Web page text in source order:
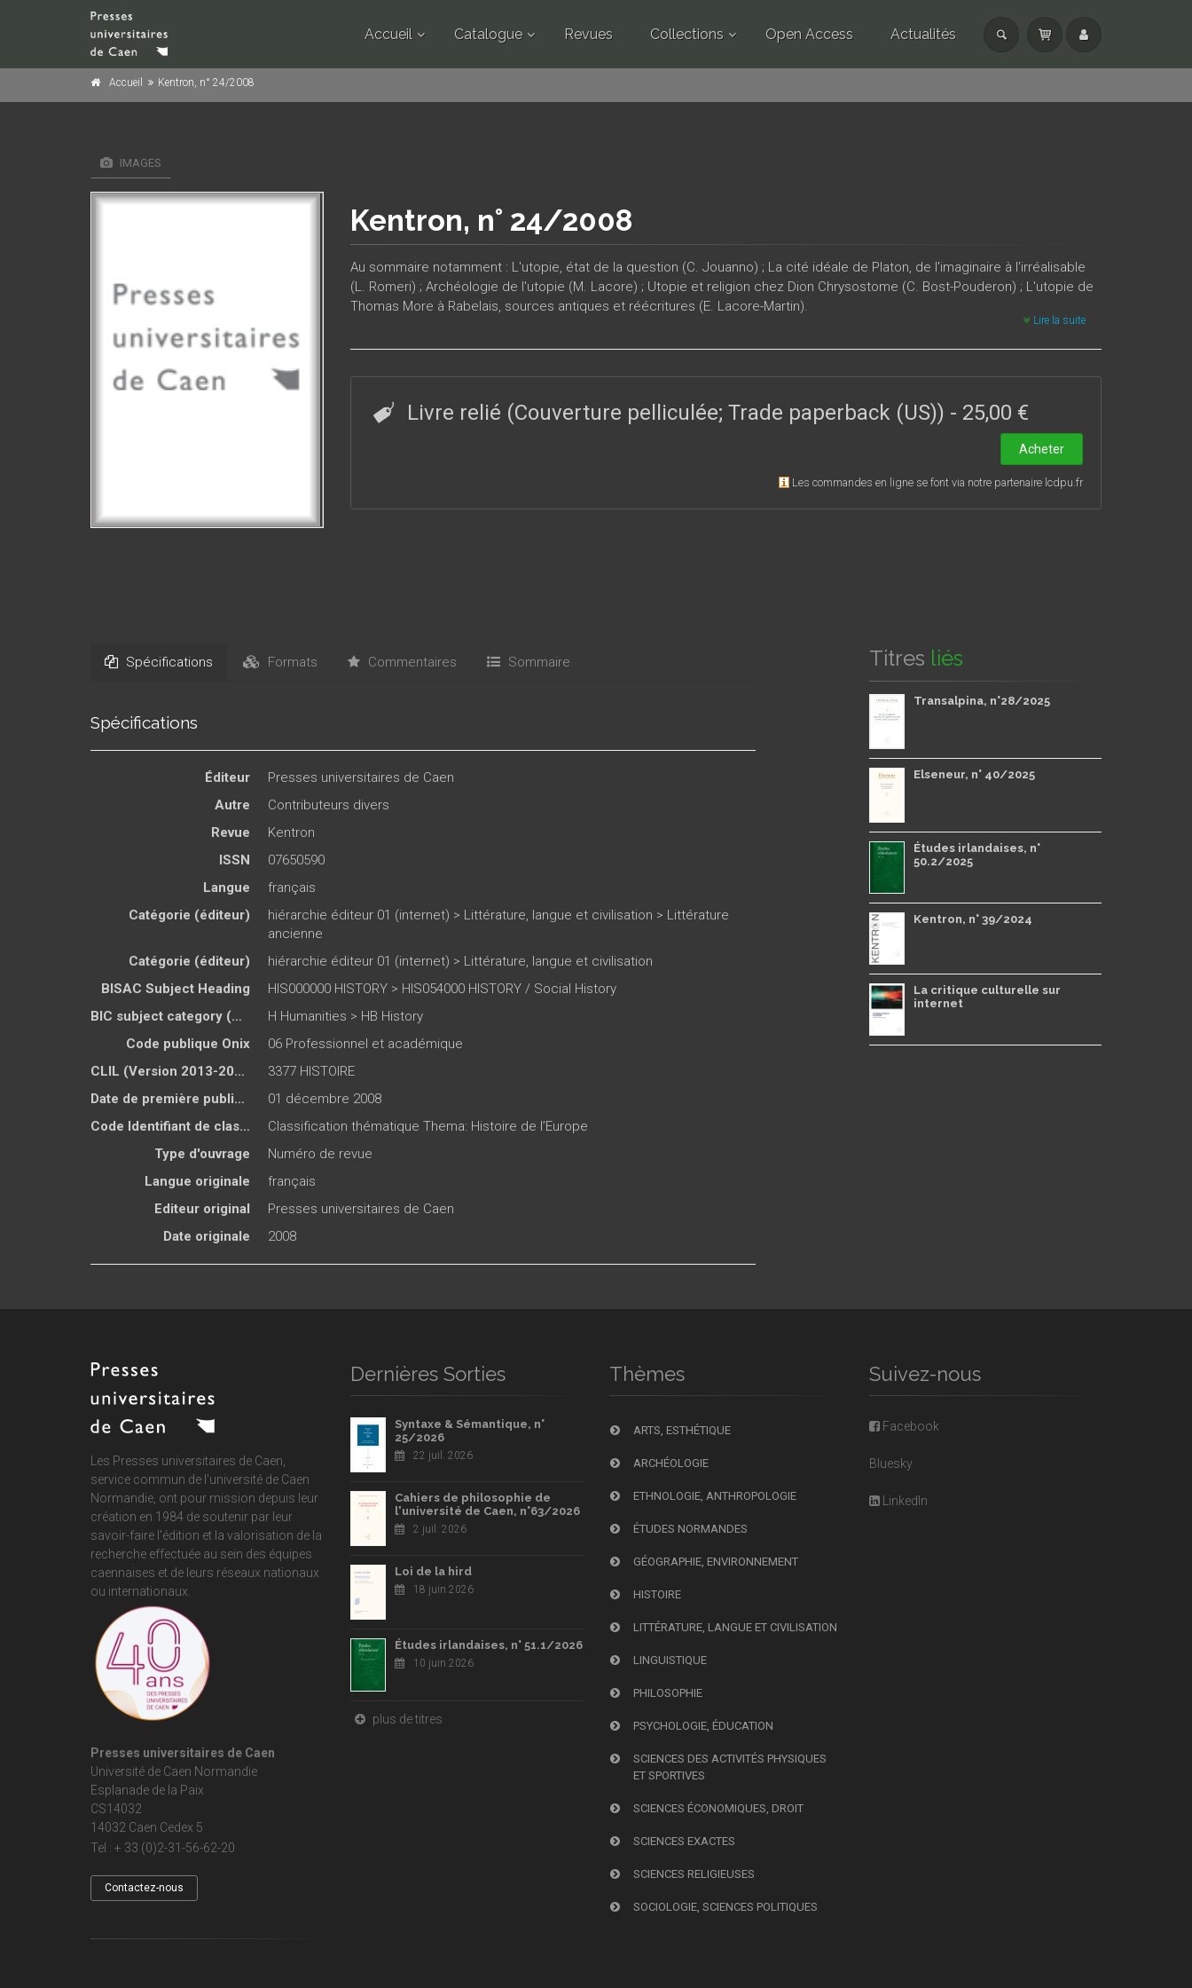
Accueil Catalogue Revues Collections Open Access Actualités
Accueil Kentron, n° 24/2008
IMAGES
Kentron, n° 24/2008
Au sommaire notamment : L'utopie, état de la question (C. Jouanno) ; La cité idéale de Platon, de l'imaginaire à l'irréalisable
(L. Romeri) ; Archéologie de l'utopie (M. Lacore) ; Utopie et religion chez Dion Chrysostome (C. Bost-Pouderon) ; L'utopie de
Thomas More à Rabelais, sources antiques et réécritures (E. Lacore-Martin).
Lire la suite
Livre relié (Couverture pelliculée; Trade paperback (US)) - 25,00 €
Acheter
Les commandes en ligne se font via notre partenaire lcdpu.fr
Spécifications Formats Commentaires Sommaire
Spécifications
Éditeur
Presses universitaires de Caen
Autre
Contributeurs divers
Revue
Kentron
ISSN
07650590
Langue
français
Catégorie (éditeur)
hiérarchie éditeur 01 (internet) > Littérature, langue et civilisation > Littérature
ancienne
Catégorie (éditeur)
hiérarchie éditeur 01 (internet) > Littérature, langue et civilisation
BISAC Subject Heading
HIS000000 HISTORY > HIS054000 HISTORY / Social History
BIC subject category (UK)
H Humanities > HB History
Code publique Onix
06 Professionnel et académique
CLIL (Version 2013-2019 )
3377 HISTOIRE
Date de première publication du titre
01 décembre 2008
Code Identifiant de classement sujet
Classification thématique Thema: Histoire de l’Europe
Type d'ouvrage
Numéro de revue
Langue originale
français
Editeur original
Presses universitaires de Caen
Date originale
2008
Titres liés
Transalpina, n°28/2025
Elseneur, n° 40/2025
Études irlandaises, n°
50.2/2025
Kentron, n° 39/2024
La critique culturelle sur
internet
Les Presses universitaires de Caen,
service commun de l'université de Caen
Normandie, ont pour mission depuis leur
création en 1984 de soutenir par leur
savoir-faire l'édition et la valorisation de la
recherche effectuée au sein des équipes
caennaises et de leurs réseaux nationaux
ou internationaux.
Presses universitaires de Caen
Université de Caen Normandie
Esplanade de la Paix
CS14032
14032 Caen Cedex 5
Tel : + 33 (0)2-31-56-62-20
Contactez-nous
Dernières Sorties
Syntaxe & Sémantique, n°
25/2026
22 juil. 2026
Cahiers de philosophie de
l'université de Caen, n°63/2026
2 juil. 2026
Loi de la hird
18 juin 2026
Études irlandaises, n° 51.1/2026
10 juin 2026
plus de titres
Thèmes
ARTS, ESTHÉTIQUE
ARCHÉOLOGIE
ETHNOLOGIE, ANTHROPOLOGIE
ÉTUDES NORMANDES
GÉOGRAPHIE, ENVIRONNEMENT
HISTOIRE
LITTÉRATURE, LANGUE ET CIVILISATION
LINGUISTIQUE
PHILOSOPHIE
PSYCHOLOGIE, ÉDUCATION
SCIENCES DES ACTIVITÉS PHYSIQUES
ET SPORTIVES
SCIENCES ÉCONOMIQUES, DROIT
SCIENCES EXACTES
SCIENCES RELIGIEUSES
SOCIOLOGIE, SCIENCES POLITIQUES
Suivez-nous
Facebook
Bluesky
LinkedIn